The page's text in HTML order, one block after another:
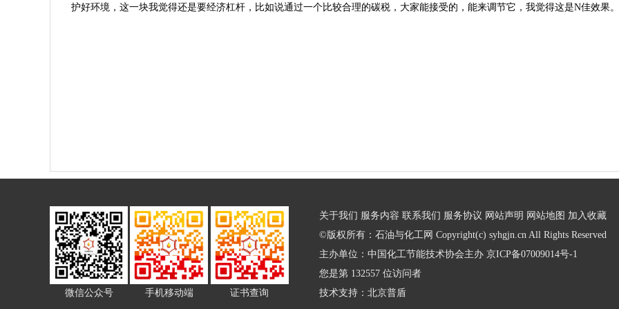
护好环境，这一块我觉得还是要经济杠杆，比如说通过一个比较合理的碳税，大家能接受的，能来调节它，我觉得这是N佳效果。
微信公众号 手机移动端 证书查询
关于我们 服务内容 联系我们 服务协议 网站声明 网站地图 加入收藏
©版权所有：石油与化工网 Copyright(c) syhgjn.cn All Rights Reserved
主办单位：中国化工节能技术协会主办 京ICP备07009014号-1
您是第 132557 位访问者
技术支持： 北京普盾